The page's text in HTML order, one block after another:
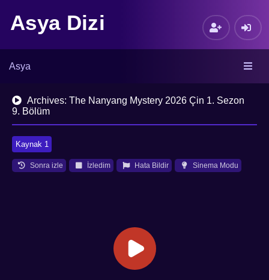
Asya Dizi
Asya
Archives: The Nanyang Mystery 2026 Çin 1. Sezon
9. Bölüm
Kaynak 1
Sonra izle İzledim Hata Bildir Sinema Modu